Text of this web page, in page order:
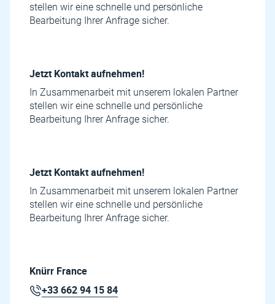
stellen wir eine schnelle und persönliche
Bearbeitung Ihrer Anfrage sicher.
Jetzt Kontakt aufnehmen!
In Zusammenarbeit mit unserem lokalen Partner
stellen wir eine schnelle und persönliche
Bearbeitung Ihrer Anfrage sicher.
Jetzt Kontakt aufnehmen!
In Zusammenarbeit mit unserem lokalen Partner
stellen wir eine schnelle und persönliche
Bearbeitung Ihrer Anfrage sicher.
Knürr France
+33 662 94 15 84